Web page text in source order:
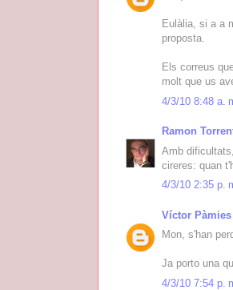
Eulàlia, si a a
proposta.
Els correus
molt que us
4/3/10 8:48 a.
Ramon
Amb
cireres: quan
4/3/10 2:35 p.
Víctor
Mon, s'han
Ja porto una
4/3/10 7:54 p.